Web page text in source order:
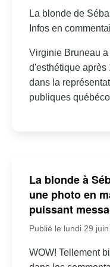
La blonde de
Infos en
Virginie Bruneau
d'esthétique après
dans la
publiques
La blonde à
une photo en
puissant
Publié le lundi 29
WOW! Tellement